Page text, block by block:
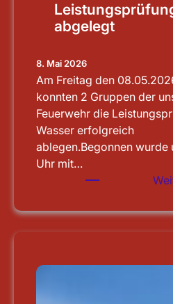
abgelegt
8. Mai 2026
Am Freitag den
konnten 2 Gruppen der
Feuerwehr die
Wasser erfolgreich
ablegen.Begonnen wurde
Uhr mit…